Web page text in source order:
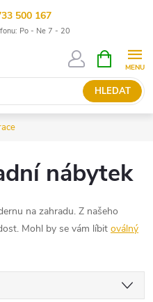
500 167
Po - Ne 7 - 20
HLEDAT
NÁKUPNÍ
KOŠÍK
nábytek
na zahradu. Z našeho
Mohl by se vám líbit oválný